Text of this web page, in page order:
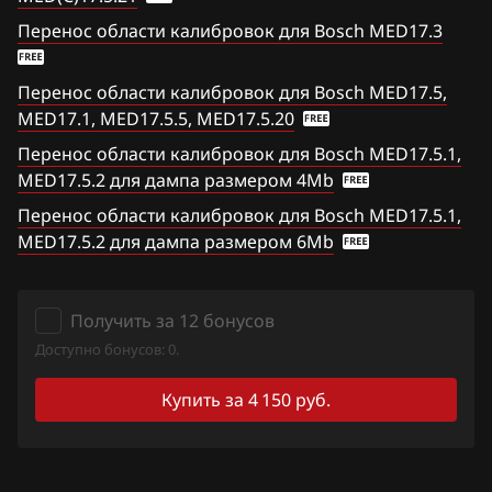
Haval
Hawtai
Honda
Hongqi
Hummer
Infiniti
Iran Khodro
Isuzu
Simos 3xx
Simos 4xx
Simos 7xx
Simos 9xx
Passat B7 1.4 TSI EcoFuel (CDGA)
Passat B7 2.5 (CBUA)
Passat B7 3.6 FSI (BWS)
Passat CC 2.0 TFSI
Passat CC B7 1.4 TFSI (CAXA)
Passat CC B7 1.8 TFSI
Scirocco 1.4 TFSI (CAVD)
Scirocco 1.4 TFSI (CAXA)
Перенос области калибровок для Bosch MED17.3
Перенос области калибровок для Bosch MED17.5,
MED17.1, MED17.5.5, MED17.5.20
Перенос области калибровок для Bosch MED17.5.1,
MED17.5.2 для дампа размером 4Mb
Перенос области калибровок для Bosch MED17.5.1,
MED17.5.2 для дампа размером 6Mb
Получить за 12 бонусов
Доступно бонусов: 0.
Купить за 4 150 руб.